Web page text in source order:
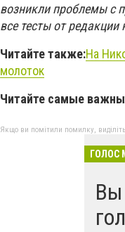
возникли проблемы с
все тесты от
Читайте также:На
молоток
Читайте самые
Якщо ви помітили помилку,
ГОЛОС
Вы